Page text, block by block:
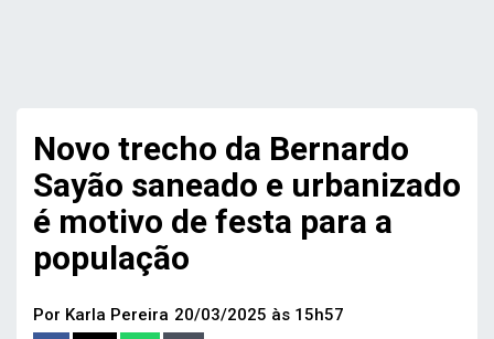
Novo trecho da Bernardo
Sayão saneado e urbanizado
é motivo de festa para a
população
Por Karla Pereira 20/03/2025 às 15h57